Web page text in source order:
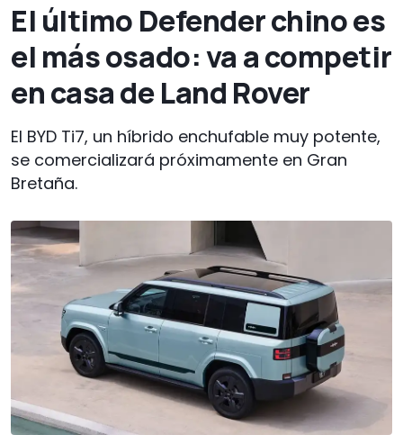
El último Defender chino es
el más osado: va a competir
en casa de Land Rover
El BYD Ti7, un híbrido enchufable muy potente,
se comercializará próximamente en Gran
Bretaña.